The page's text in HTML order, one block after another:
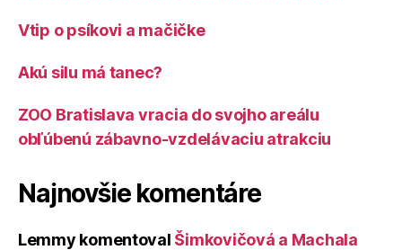
Vtip o psíkovi a mačičke
Akú silu má tanec?
ZOO Bratislava vracia do svojho areálu
obľúbenú zábavno-vzdelávaciu atrakciu
Najnovšie komentáre
Lemmy komentoval Šimkovičová a Machala